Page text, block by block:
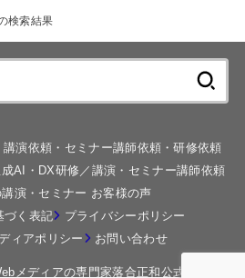
検索結果
講演依頼・セミナー講師依頼・研修依頼
成AI・DX研修／講演・セミナー講師依頼
演・セミナー お客様の声
づく表記
プライバシーポリシー
ィアポリシー
お問い合わせ
メディアの専門家落合正和公式サイト